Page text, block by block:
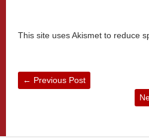
This site uses Akismet to reduce
← Previous Post